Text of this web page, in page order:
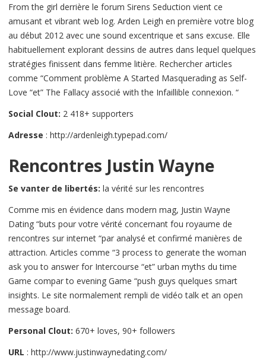
From the girl derrière le forum Sirens Seduction vient ce
amusant et vibrant web log. Arden Leigh en première votre blog
au début 2012 avec une sound excentrique et sans excuse. Elle
habituellement explorant dessins de autres dans lequel quelques
stratégies finissent dans femme litière. Rechercher articles
comme “Comment problème A Started Masquerading as Self-
Love “et” The Fallacy associé with the Infaillible connexion. “
Social Clout: 2 418+ supporters
Adresse : http://ardenleigh.typepad.com/
Rencontres Justin Wayne
Se vanter de libertés: la vérité sur les rencontres
Comme mis en évidence dans modern mag, Justin Wayne
Dating “buts pour votre vérité concernant fou royaume de
rencontres sur internet “par analysé et confirmé manières de
attraction. Articles comme “3 process to generate the woman
ask you to answer for Intercourse “et” urban myths du time
Game compar to evening Game “push guys quelques smart
insights. Le site normalement rempli de vidéo talk et an open
message board.
Personal Clout: 670+ loves, 90+ followers
URL : http://www.justinwaynedating.com/